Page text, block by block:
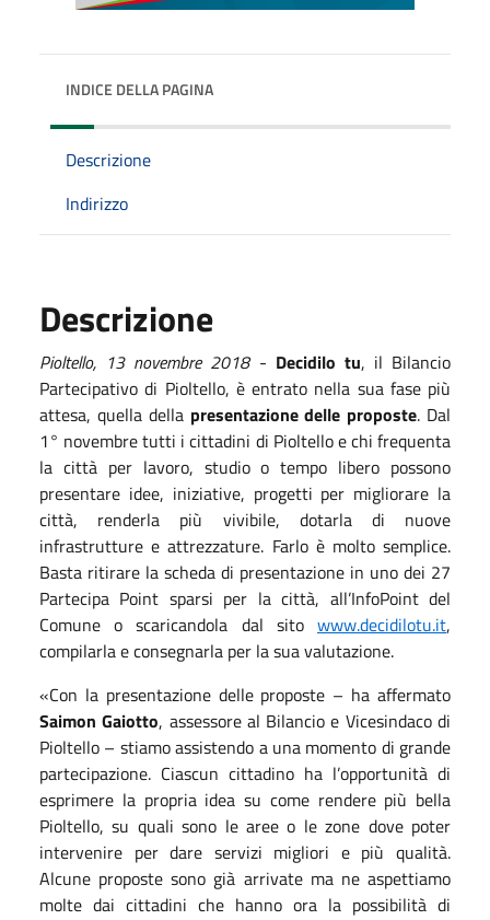
INDICE DELLA PAGINA
Descrizione
Indirizzo
Descrizione
Pioltello, 13 novembre2018 - Decidilo tu, il Bilancio
Partecipativo di Pioltello, è entrato nella sua fase più
attesa, quella della presentazione delle proposte. Dal
1° novembre tutti i cittadini di Pioltello e chi frequenta
la città per lavoro, studio o tempo libero possono
presentare idee, iniziative, progetti per migliorare la
città, renderla più vivibile, dotarla di nuove
infrastrutture e attrezzature. Farlo è molto semplice.
Basta ritirare la scheda di presentazione in uno dei 27
Partecipa Point sparsi per la città, all’InfoPoint del
Comune o scaricandola dal sito www.decidilotu.it,
compilarla e consegnarla per la sua valutazione.
«Con la presentazione delle proposte – ha affermato
Saimon Gaiotto, assessore al Bilancio e Vicesindaco di
Pioltello – stiamo assistendo a una momento di grande
partecipazione. Ciascun cittadino ha l’opportunità di
esprimere la propria idea su come rendere più bella
Pioltello, su quali sono le aree o le zone dove poter
intervenire per dare servizi migliori e più qualità.
Alcune proposte sono già arrivate ma ne aspettiamo
molte dai cittadini che hanno ora la possibilità di